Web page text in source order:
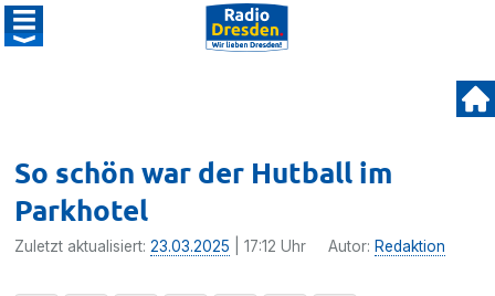
So schön war der Hutball im
Parkhotel
Zuletzt aktualisiert:23.03.2025 | 17:12 Uhr Autor: Redaktion